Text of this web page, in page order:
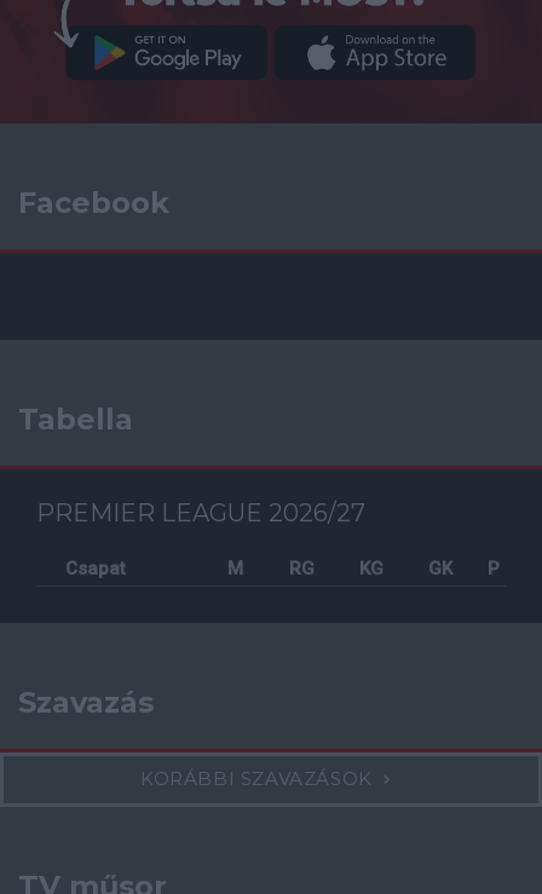
Facebook
Tabella
PREMIER LEAGUE 2026/27
Csapat M RG KG GK P
Szavazás
KORÁBBI SZAVAZÁSOK
TV műsor